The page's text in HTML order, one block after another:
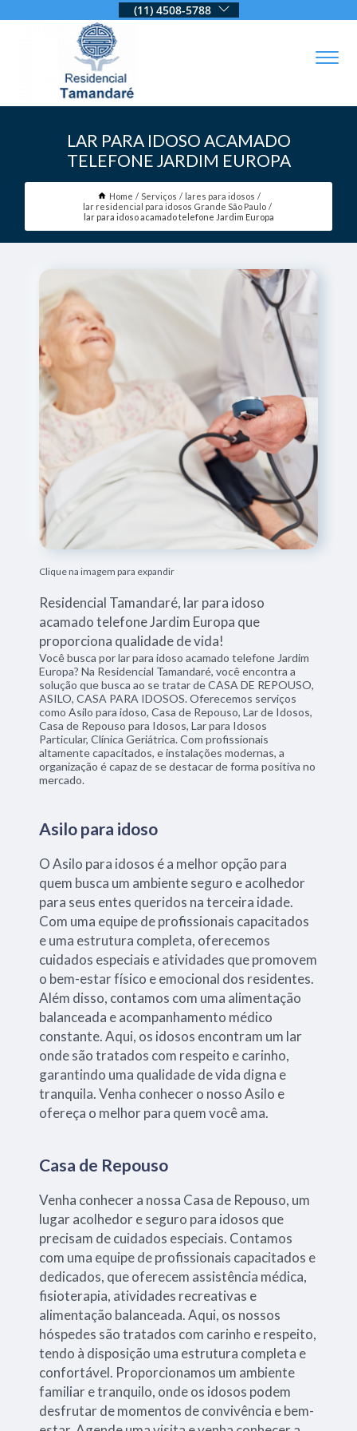
(11) 4508-5788
LAR PARA IDOSO ACAMADO
TELEFONE JARDIM EUROPA
Home Serviços
lares para idosos
lar residencial para idosos Grande São Paulo
lar para idoso acamado telefone Jardim Europa
Clique na imagem para expandir
Residencial Tamandaré, lar para idoso
acamado telefone Jardim Europa que
proporciona qualidade de vida!
Você busca por lar para idoso acamado telefone Jardim
Europa? Na Residencial Tamandaré, você encontra a
solução que busca ao se tratar de CASA DE REPOUSO,
ASILO, CASA PARA IDOSOS. Oferecemos serviços
como Asilo para idoso, Casa de Repouso, Lar de Idosos,
Casa de Repouso para Idosos, Lar para Idosos
Particular, Clínica Geriátrica. Com profissionais
altamente capacitados, e instalações modernas, a
organização é capaz de se destacar de forma positiva no
mercado.
Asilo para idoso
O Asilo para idosos é a melhor opção para
quem busca um ambiente seguro e acolhedor
para seus entes queridos na terceira idade.
Com uma equipe de profissionais capacitados
e uma estrutura completa, oferecemos
cuidados especiais e atividades que promovem
o bem-estar físico e emocional dos residentes.
Além disso, contamos com uma alimentação
balanceada e acompanhamento médico
constante. Aqui, os idosos encontram um lar
onde são tratados com respeito e carinho,
garantindo uma qualidade de vida digna e
tranquila. Venha conhecer o nosso Asilo e
ofereça o melhor para quem você ama.
Casa de Repouso
Venha conhecer a nossa Casa de Repouso, um
lugar acolhedor e seguro para idosos que
precisam de cuidados especiais. Contamos
com uma equipe de profissionais capacitados e
dedicados, que oferecem assistência médica,
fisioterapia, atividades recreativas e
alimentação balanceada. Aqui, os nossos
hóspedes são tratados com carinho e respeito,
tendo à disposição uma estrutura completa e
confortável. Proporcionamos um ambiente
familiar e tranquilo, onde os idosos podem
desfrutar de momentos de convivência e bem-